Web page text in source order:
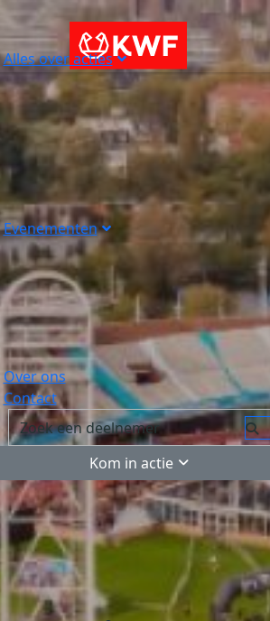
Alles over acties
Evenementen
Over ons
Contact
Kom in actie